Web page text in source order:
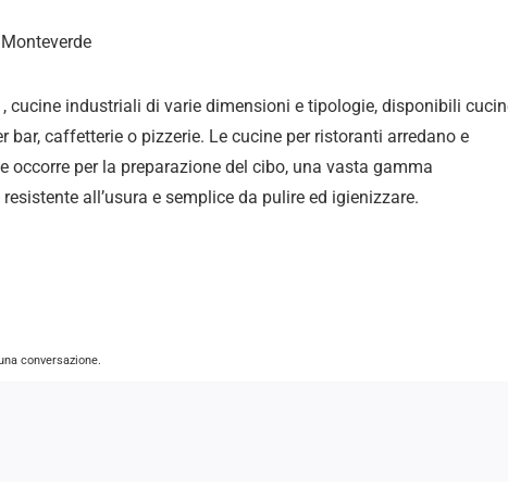
, cucine industriali di varie dimensioni e tipologie, disponibili
caffetterie o pizzerie. Le cucine per ristoranti arredano e
per la preparazione del cibo, una vasta gamma
all’usura e semplice da pulire ed igienizzare.
conversazione.